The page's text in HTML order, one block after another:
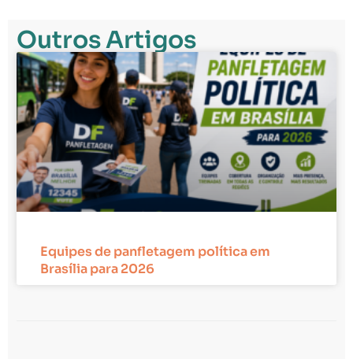
Outros Artigos
Equipes de panfletagem política em
Brasília para 2026